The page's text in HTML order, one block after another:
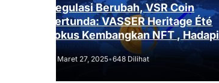
Regulasi Berubah, VSR Coin
Tertunda: VASSER Heritage Été
Fokus Kembangkan NFT , Hadapi
Tantangan Regulasi!
Maret 27, 2025•648 Dilihat